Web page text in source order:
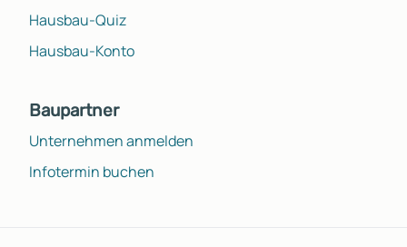
Hausbau-Quiz
Hausbau-Konto
Baupartner
Unternehmen anmelden
Infotermin buchen